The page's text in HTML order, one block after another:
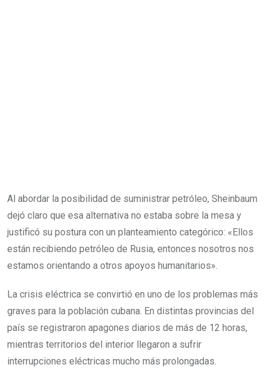
Al abordar la posibilidad de suministrar petróleo, Sheinbaum
dejó claro que esa alternativa no estaba sobre la mesa y
justificó su postura con un planteamiento categórico: «Ellos
están recibiendo petróleo de Rusia, entonces nosotros nos
estamos orientando a otros apoyos humanitarios».
La crisis eléctrica se convirtió en uno de los problemas más
graves para la población cubana. En distintas provincias del
país se registraron apagones diarios de más de 12 horas,
mientras territorios del interior llegaron a sufrir
interrupciones eléctricas mucho más prolongadas.